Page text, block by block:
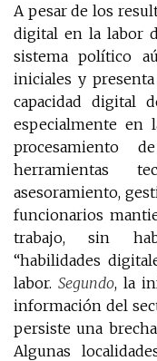
A pesar de los
digital en la labor
sistema político
iniciales y
capacidad digital
especialmente en
procesamiento
herramientas
asesoramiento,
funcionarios
trabajo, sin
“habilidades
labor. Segundo, la
información del
persiste una
Algunas